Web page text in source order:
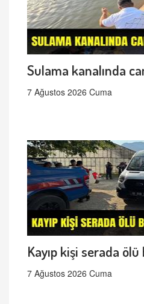
Sulama kanalında
7 Ağustos 2026 Cuma
Kayıp kişi serada
7 Ağustos 2026 Cuma